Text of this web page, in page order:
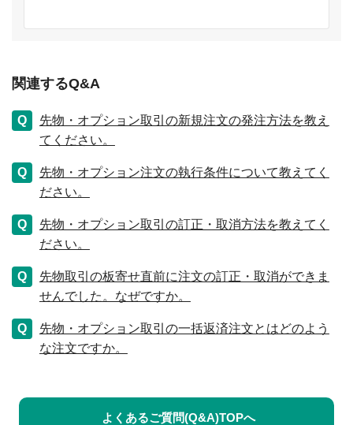
関連するQ&A
先物・オプション取引の新規注文の発注方法を教え
てください。
先物・オプション注文の執行条件について教えてく
ださい。
先物・オプション取引の訂正・取消方法を教えてく
ださい。
先物取引の板寄せ直前に注文の訂正・取消ができま
せんでした。なぜですか。
先物・オプション取引の一括返済注文とはどのよう
な注文ですか。
よくあるご質問(Q&A)TOPへ